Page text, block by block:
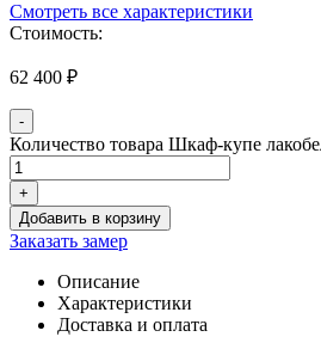
Смотреть все характеристики
Стоимость:
62 400 ₽
-
Количество товара Шкаф-купе
+
Добавить в корзину
Заказать замер
Описание
Характеристики
Доставка и оплата